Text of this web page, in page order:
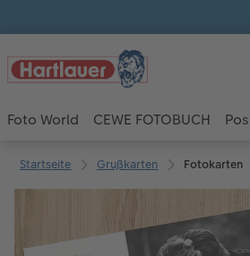
Foto World CEWE FOTOBUCH
Startseite Grußkarten Fotokarten